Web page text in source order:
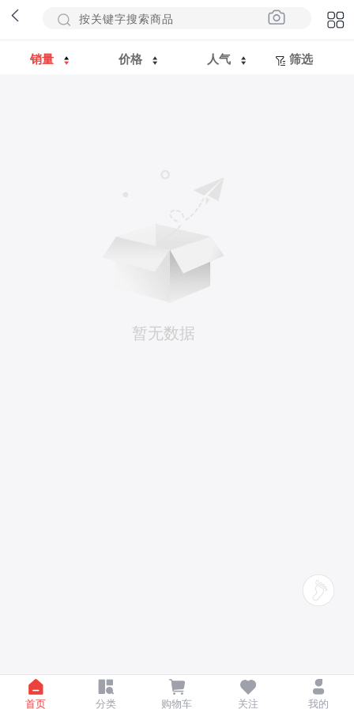
销量 价格 人气 筛选
暂无数据
首页 分类 购物车 关注 我的